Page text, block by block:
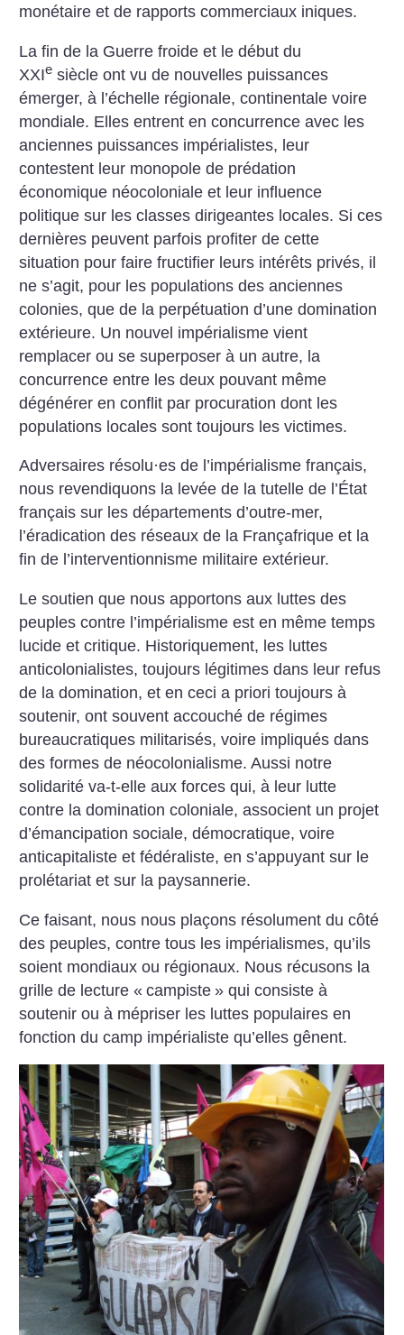
monétaire et de rapports commerciaux iniques.
La fin de la Guerre froide et le début du
XXIe siècle ont vu de nouvelles puissances
émerger, à l’échelle régionale, continentale voire
mondiale. Elles entrent en concurrence avec les
anciennes puissances impérialistes, leur
contestent leur monopole de prédation
économique néocoloniale et leur influence
politique sur les classes dirigeantes locales. Si ces
dernières peuvent parfois profiter de cette
situation pour faire fructifier leurs intérêts privés, il
ne s’agit, pour les populations des anciennes
colonies, que de la perpétuation d’une domination
extérieure. Un nouvel impérialisme vient
remplacer ou se superposer à un autre, la
concurrence entre les deux pouvant même
dégénérer en conflit par procuration dont les
populations locales sont toujours les victimes.
Adversaires résolu·es de l’impérialisme français,
nous revendiquons la levée de la tutelle de l’État
français sur les départements d’outre-mer,
l’éradication des réseaux de la Françafrique et la
fin de l’interventionnisme militaire extérieur.
Le soutien que nous apportons aux luttes des
peuples contre ­l’impérialisme est en même temps
lucide et critique. Historiquement, les luttes
anticolonialistes, toujours légitimes dans leur refus
de la domination, et en ceci a priori toujours à
soutenir, ont souvent accouché de régimes
bureaucratiques militarisés, voire impliqués dans
des formes de néocolonialisme. Aussi notre
solidarité va-t-elle aux forces qui, à leur lutte
contre la domination coloniale, associent un projet
d’émancipation sociale, démocratique, voire
anticapitaliste et fédéraliste, en s’appuyant sur le
prolétariat et sur la paysannerie.
Ce faisant, nous nous plaçons résolument du côté
des peuples, contre tous les impérialismes, qu’ils
soient mondiaux ou régionaux. Nous récusons la
grille de lecture « campiste » qui consiste à
soutenir ou à mépriser les luttes populaires en
fonction du camp impérialiste qu’elles gênent.